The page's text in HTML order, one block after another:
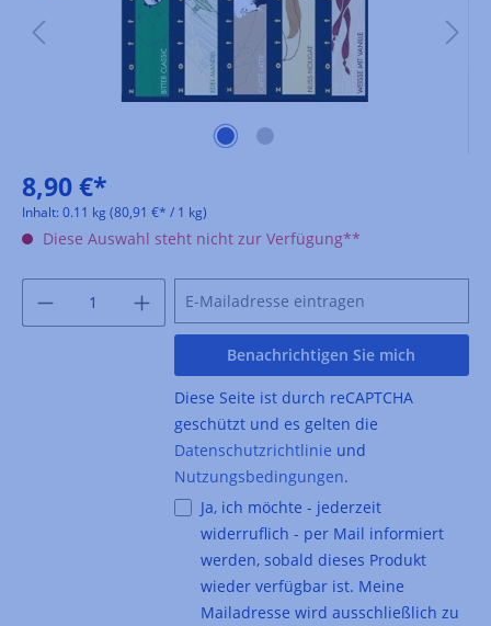
8,90 €*
Inhalt: 0.11 kg (80,91 €* / 1 kg)
Diese Auswahl steht nicht zur Verfügung**
Benachrichtigen Sie mich
Diese Seite ist durch reCAPTCHA
geschützt und es gelten die
Datenschutzrichtlinie und
Nutzungsbedingungen.
Ja, ich möchte - jederzeit
widerruflich - per Mail informiert
werden, sobald dieses Produkt
wieder verfügbar ist. Meine
Mailadresse wird ausschließlich zu